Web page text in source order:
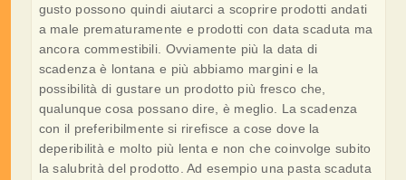
gusto possono quindi aiutarci a scoprire prodotti andati
a male prematuramente e prodotti con data scaduta ma
ancora commestibili. Ovviamente più la data di
scadenza è lontana e più abbiamo margini e la
possibilità di gustare un prodotto più fresco che,
qualunque cosa possano dire, è meglio. La scadenza
con il preferibilmente si rirefisce a cose dove la
deperibilità e molto più lenta e non che coinvolge subito
la salubrità del prodotto. Ad esempio una pasta scaduta